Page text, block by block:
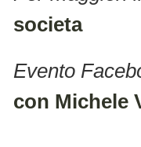
societa
Evento
con Michele